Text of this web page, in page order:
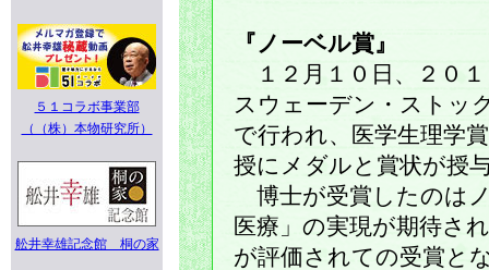
５１コラボ事業部
（（株）本物研究所）
舩井幸雄記念館 桐の家
『ノーベル賞』
１２月１０日、２０
スウェーデン・ストッ
で行われ、医学生理学
授にメダルと賞状が授
博士が受賞したのは
医療」の実現が期待さ
が評価されての受賞と